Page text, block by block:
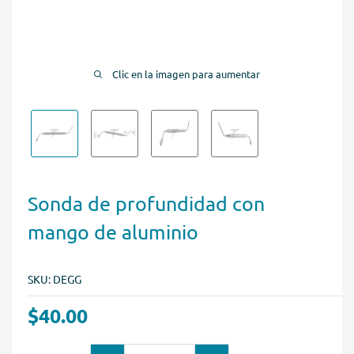
Clic en la imagen para aumentar
Sonda de profundidad con
mango de aluminio
SKU: DEGG
$40.00